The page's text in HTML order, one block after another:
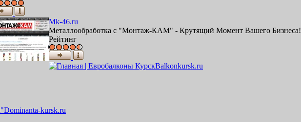
Mk-46.ru
Металлообработка с "Монтаж-КАМ" - Крутящий Момент Вашего Бизнеса!
Рейтинг
Balkonkursk.ru
Dominanta-kursk.ru